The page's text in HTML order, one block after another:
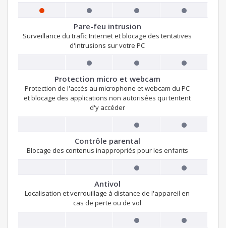
Pare-feu intrusion
Surveillance du trafic Internet et blocage des tentatives
d'intrusions sur votre PC
Protection micro et webcam
Protection de l'accès au microphone et webcam du PC
et blocage des applications non autorisées qui tentent
d'y accéder
Contrôle parental
Blocage des contenus inappropriés pour les enfants
Antivol
Localisation et verrouillage à distance de l'appareil en
cas de perte ou de vol